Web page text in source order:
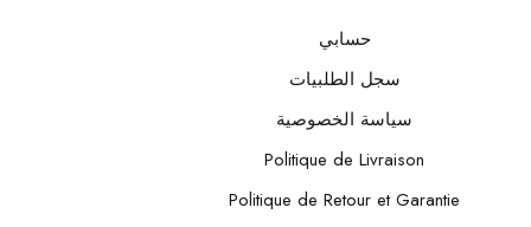
حسابي
سجل الطلبيات
سياسة الخصوصية
Politique de Livraison
Politique de Retour et Garantie